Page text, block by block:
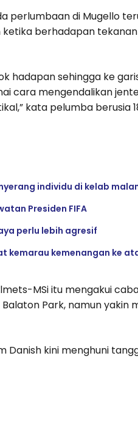
perlumbaan di Mugello
berhadapan
hadapan sehingga ke
cara mengendalikan
kata pelumba berusia
individu di kelab
Presiden FIFA
perlu lebih agresif
kemarau kemenangan ke
MSi itu mengakui
Park, namun yakin
Danish kini menghuni